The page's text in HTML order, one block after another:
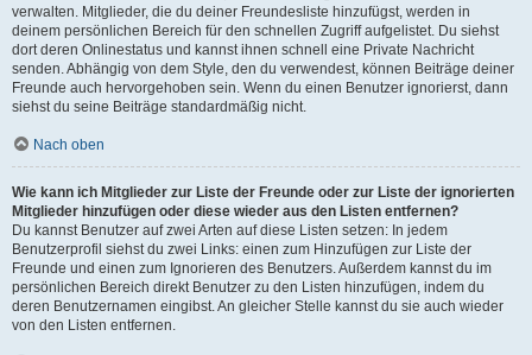
verwalten. Mitglieder, die du deiner Freundesliste hinzufügst, werden in
deinem persönlichen Bereich für den schnellen Zugriff aufgelistet. Du siehst
dort deren Onlinestatus und kannst ihnen schnell eine Private Nachricht
senden. Abhängig von dem Style, den du verwendest, können Beiträge deiner
Freunde auch hervorgehoben sein. Wenn du einen Benutzer ignorierst, dann
siehst du seine Beiträge standardmäßig nicht.
Nach oben
Wie kann ich Mitglieder zur Liste der Freunde oder zur Liste der ignorierten
Mitglieder hinzufügen oder diese wieder aus den Listen entfernen?
Du kannst Benutzer auf zwei Arten auf diese Listen setzen: In jedem
Benutzerprofil siehst du zwei Links: einen zum Hinzufügen zur Liste der
Freunde und einen zum Ignorieren des Benutzers. Außerdem kannst du im
persönlichen Bereich direkt Benutzer zu den Listen hinzufügen, indem du
deren Benutzernamen eingibst. An gleicher Stelle kannst du sie auch wieder
von den Listen entfernen.